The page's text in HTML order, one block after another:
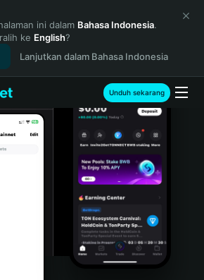
ini dalam Bahasa Indonesia.
ke English?
Lanjutkan dalam Bahasa Indonesia
Unduh sekarang